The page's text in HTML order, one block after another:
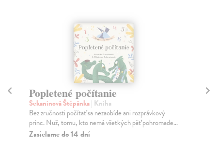
Popletené počítanie
Sekaninová Štěpánka| Kniha
Bez zručnosti počítať sa nezaobíde ani rozprávkový
princ. Nuž, tomu, kto nemá všetkých päť pohromade...
Zasielame do 14 dní